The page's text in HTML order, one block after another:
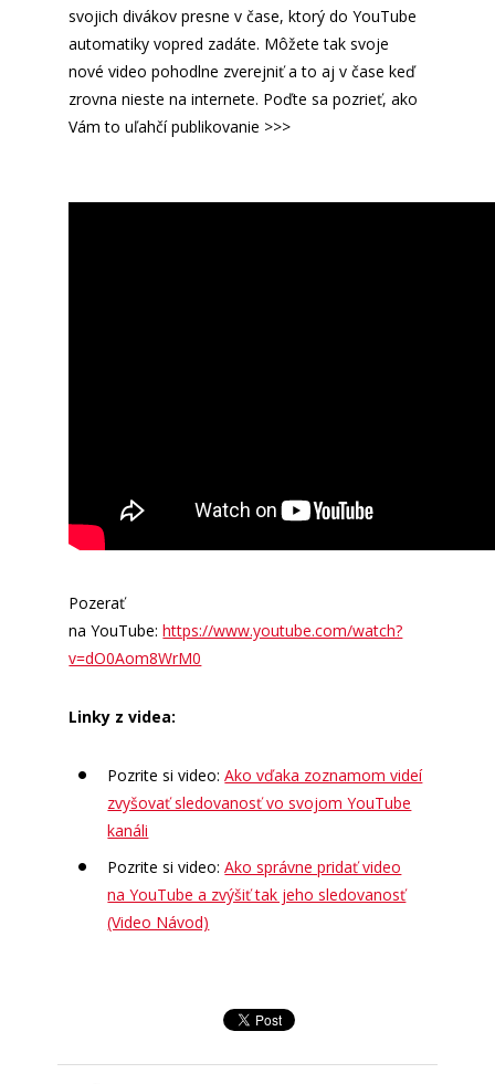
svojich divákov presne v čase, ktorý do YouTube
automatiky vopred zadáte. Môžete tak svoje
nové video pohodlne zverejniť a to aj v čase keď
zrovna nieste na internete. Poďte sa pozrieť, ako
Vám to uľahčí publikovanie >>>
Pozerať
na YouTube:https://www.youtube.com/watch?
v=dO0Aom8WrM0
Linky z videa:
Pozrite si video:Ako vďaka zoznamom videí
zvyšovať sledovanosť vo svojom YouTube
kanáli
Pozrite si video:Ako správne pridať video
na YouTube a zvýšiť tak jeho sledovanosť
(Video Návod)